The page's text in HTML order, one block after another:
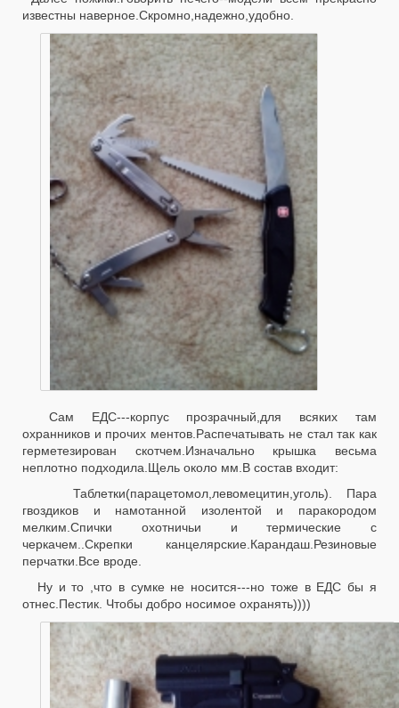
известны наверное.Скромно,надежно,удобно.
Сам ЕДС---корпус прозрачный,для всяких там
охранников и прочих ментов.Распечатывать не стал так как
герметезирован скотчем.Изначально крышка весьма
неплотно подходила.Щель около мм.В состав входит:
Таблетки(парацетомол,левомецитин,уголь). Пара
гвоздиков и намотанной изолентой и паракородом
мелким.Спички охотничьи и термические с
черкачем..Скрепки канцелярские.Карандаш.Резиновые
перчатки.Все вроде.
Ну и то ,что в сумке не носится---но тоже в ЕДС бы я
отнес.Пестик. Чтобы добро носимое охранять))))